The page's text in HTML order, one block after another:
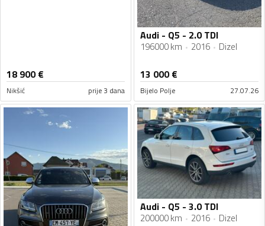
18 900€
Nikšić prije 3 dana
Audi - Q5 - 2.0 TDI
196000 km 2016 Dizel
13 000€
Bijelo Polje 27.07.26
Audi - Q5 - 3.0 TDI
200000 km 2016 Dizel